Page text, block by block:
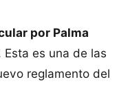
por Palma
es una de las
reglamento del